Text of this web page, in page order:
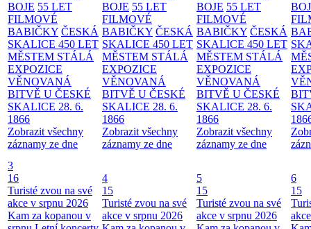
BOJE 55 LET
FILMOVÉ
BABIČKY ČESKÁ
SKALICE 450 LET
MĚSTEM STÁLÁ
EXPOZICE
VĚNOVANÁ
BITVĚ U ČESKÉ
SKALICE 28. 6.
1866
Zobrazit všechny
záznamy ze dne
BOJE 55 LET
FILMOVÉ
BABIČKY ČESKÁ
SKALICE 450 LET
MĚSTEM STÁLÁ
EXPOZICE
VĚNOVANÁ
BITVĚ U ČESKÉ
SKALICE 28. 6.
1866
Zobrazit všechny
záznamy ze dne
BOJE 55 LET
FILMOVÉ
BABIČKY ČESKÁ
SKALICE 450 LET
MĚSTEM STÁLÁ
EXPOZICE
VĚNOVANÁ
BITVĚ U ČESKÉ
SKALICE 28. 6.
1866
Zobrazit všechny
záznamy ze dne
3
16
Turisté zvou na své
akce v srpnu 2026
Kam za kopanou v
4
15
Turisté zvou na své
akce v srpnu 2026
5
15
Turisté zvou na své
akce v srpnu 2026
6
15